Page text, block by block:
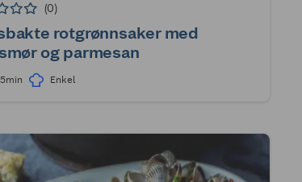
(0)
rotgrønnsaker med
og parmesan
Enkel